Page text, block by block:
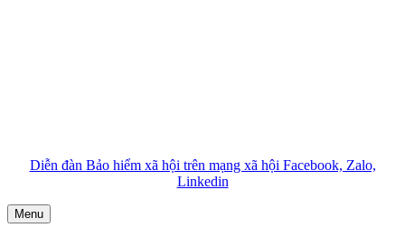
Diễn đàn Bảo hiểm xã hội trên mạng xã hội Facebook, Zalo,
Linkedin
Menu